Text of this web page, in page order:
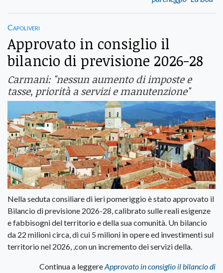
Capoliveri
Approvato in consiglio il
bilancio di previsione 2026-28
Carmani: "nessun aumento di imposte e
tasse, priorità a servizi e manutenzione"
Nella seduta consiliare di ieri pomeriggio è stato approvato il
Bilancio di previsione 2026-28, calibrato sulle reali esigenze
e fabbisogni del territorio e della sua comunità. Un bilancio
da 22 milioni circa, di cui 5 milioni in opere ed investimenti sul
territorio nel 2026, ,con un incremento dei servizi della.
Continua a leggereApprovato in consiglio il bilancio di